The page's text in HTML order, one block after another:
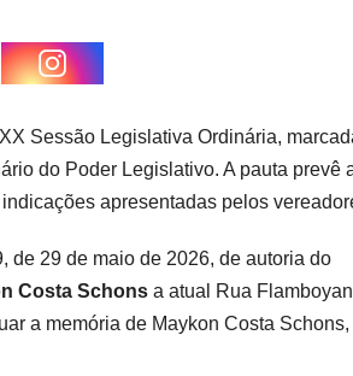
Sessão Legislativa Ordinária,
do Poder Legislativo. A pauta prevê
apresentadas pelos
de 29 de maio de 2026, de autoria do
Costa Schons a atual Rua
a memória de Maykon Costa Schons,